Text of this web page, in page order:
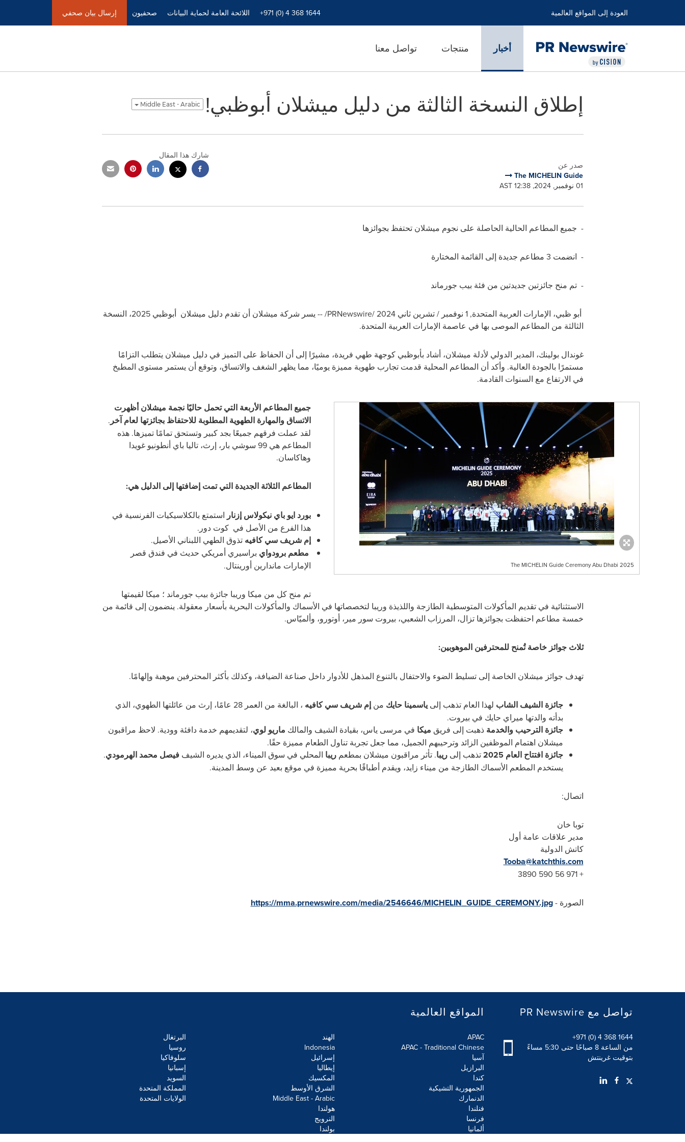
العودة إلى المواقع العالمية +971 (0) 4 368 1644 اللائحة العامة لحماية البيانات صحفيون إرسال بيان صحفي
أخبار منتجات تواصل معنا
إطلاق النسخة الثالثة من دليل ميشلان أبوظبي! Middle East - Arabic
صدر عن
The MICHELIN Guide
01 نوفمبر, 2024, 12:38 AST
شارك هذا المقال
- جميع المطاعم الحالية الحاصلة على نجوم ميشلان تحتفظ بجوائزها
- انضمت 3 مطاعم جديدة إلى القائمة المختارة
- تم منح جائزتين جديدتين من فئة بيب جورماند
أبو ظبي، الإمارات العربية المتحدة,1 نوفمبر / تشرين ثاني 2024 /PRNewswire/ -- يسر شركة ميشلان أن تقدم دليل ميشلان أبوظبي2025، النسخة
الثالثة من المطاعم الموصى بها في عاصمة الإمارات العربية المتحدة.
غوندال بولينك، المدير الدولي لأدلة ميشلان، أشاد بأبوظبي كوجهة طهي فريدة، مشيرًا إلى أن الحفاظ على التميز في دليل ميشلان يتطلب التزامًا
مستمرًا بالجودة العالية. وأكد أن المطاعم المحلية قدمت تجارب طهوية مميزة يوميًا، مما يظهر الشغف والاتساق، وتوقع أن يستمر مستوى المطبخ
في الارتفاع مع السنوات القادمة.
The MICHELIN Guide Ceremony Abu Dhabi 2025
جميع المطاعم الأربعة التي تحمل حاليًا نجمة ميشلان أظهرت
الاتساق والمهارة الطهوية المطلوبة للاحتفاظ بجائزتها لعام آخر.
لقد عملت فرقهم جميعًا بجد كبير وتستحق تمامًا تميزها. هذه
المطاعم هي
99 سوشي بار، إرث، تاليا باي أنطونيو غويدا
وهاكاسان.
المطاعم الثلاثة الجديدة التي تمت إضافتها إلى الدليل هي:
بورد ايو باي نيكولاس إزنار استمتع بالكلاسيكيات الفرنسية في
هذا الفرع من الأصل في كوت دور.
إم شريف سي كافيه تذوق الطهي اللبناني الأصيل.
مطعم برودواي براسيري أمريكي حديث في فندق قصر
الإمارات ماندارين أورينتال.
تم منح كل من ميكا وريبا جائزة بيب جورماند ؛ ميكا لقيمتها
الاستثنائية في تقديم المأكولات المتوسطية الطازجة واللذيذة وريبا لتخصصاتها في الأسماك والمأكولات البحرية بأسعار معقولة. ينضمون إلى قائمة من
خمسة مطاعم احتفظت بجوائزها تزال، المرزاب الشعبي، بيروت سور مير، أوتورو، وألميّاس.
ثلاث جوائز خاصة تُمنح للمحترفين الموهوبين:
تهدف جوائز ميشلان الخاصة إلى تسليط الضوء والاحتفال بالتنوع المذهل للأدوار داخل صناعة الضيافة، وكذلك بأكثر المحترفين موهبة وإلهامًا.
جائزة الشيف الشاب لهذا العام تذهب إلىياسمينا حايك من إم شريف سي كافيه ، البالغة من العمر28 عامًا، إرث من عائلتها الطهوي، الذي
بدأته والدتها ميراي حايك في بيروت.
جائزة الترحيب والخدمة ذهبت إلى فريق ميكا في مرسى ياس، بقيادة الشيف والمالك ماريو لوي، لتقديمهم خدمة دافئة وودية. لاحظ مراقبون
ميشلان اهتمام الموظفين الزائد وترحيبهم الجميل، مما جعل تجربة تناول الطعام مميزة حقًا.
جائزة افتتاح العام 2025تذهب إلى ريبا.تأثر مراقبون ميشلان بمطعمريبا المحلي في سوق الميناء، الذي يديره الشيففيصل محمد الهرمودي.
يستخدم المطعم الأسماك الطازجة من ميناء زايد، ويقدم أطباقًا بحرية مميزة في موقع بعيد عن وسط المدينة.
اتصال:
توبا خان
مدير علاقات عامة أول
كاتش الدولية
Tooba@katchthis.com
+ 971 56 590 3890
الصورة -https://mma.prnewswire.com/media/2546646/MICHELIN_GUIDE_CEREMONY.jpg
PR Newswire تواصل مع
+971 (0) 4 368 1644
من الساعة 8 صباحًا حتى 5:30 مساءً
بتوقيت غرينتش
المواقع العالمية
APAC
APAC - Traditional Chinese
آسيا
البرازيل
كندا
الجمهورية التشيكية
الدنمارك
فنلندا
فرنسا
ألمانيا
الهند
Indonesia
إسرائيل
إيطاليا
المكسيك
الشرق الأوسط
Middle East - Arabic
هولندا
النرويج
بولندا
البرتغال
روسيا
سلوفاكيا
إسبانيا
السويد
المملكة المتحدة
الولايات المتحدة